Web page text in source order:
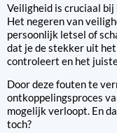
Veiligheid is cruciaal
Het negeren van
persoonlijk letsel of
dat je de stekker uit
controleert en het
Door deze fouten te
ontkoppelingsproces
mogelijk verloopt. En
toch?